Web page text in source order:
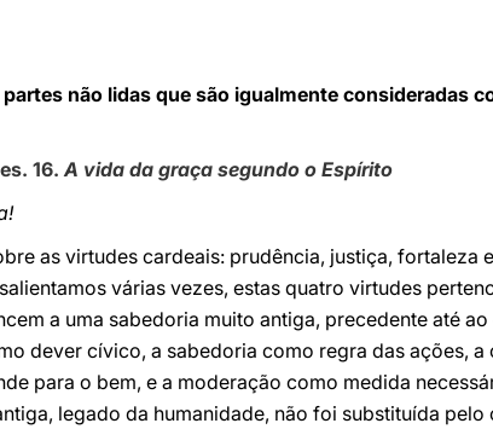
não lidas que são igualmente consideradas
16.A vida da graça segundo o Espírito
as virtudes cardeais: prudência, justiça, fortaleza
várias vezes, estas quatro virtudes
a uma sabedoria muito antiga, precedente até
dever cívico, a sabedoria como regra das ações,
para o bem, e a moderação como medida
legado da humanidade, não foi substituída